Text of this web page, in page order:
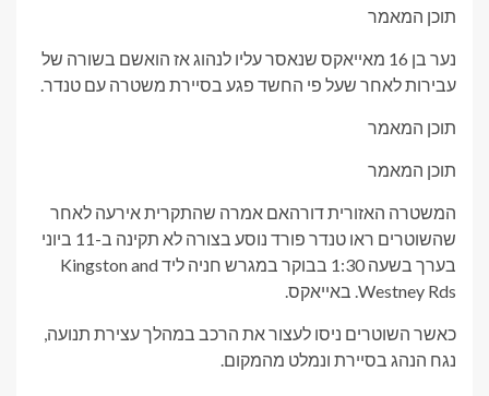
תוכן המאמר
נער בן 16 מאייאקס שנאסר עליו לנהוג אז הואשם בשורה של
עבירות לאחר שעל פי החשד פגע בסיירת משטרה עם טנדר.
תוכן המאמר
תוכן המאמר
המשטרה האזורית דורהאם אמרה שהתקרית אירעה לאחר
שהשוטרים ראו טנדר פורד נוסע בצורה לא תקינה ב-11 ביוני
בערך בשעה 1:30 בבוקר במגרש חניה ליד Kingston and
Westney Rds. באייאקס.
כאשר השוטרים ניסו לעצור את הרכב במהלך עצירת תנועה,
נגח הנהג בסיירת ונמלט מהמקום.